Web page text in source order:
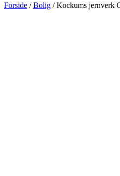
Forside /Bolig / Kockums jernverk